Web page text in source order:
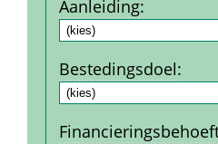
Aanleiding:
Bestedings­doel: